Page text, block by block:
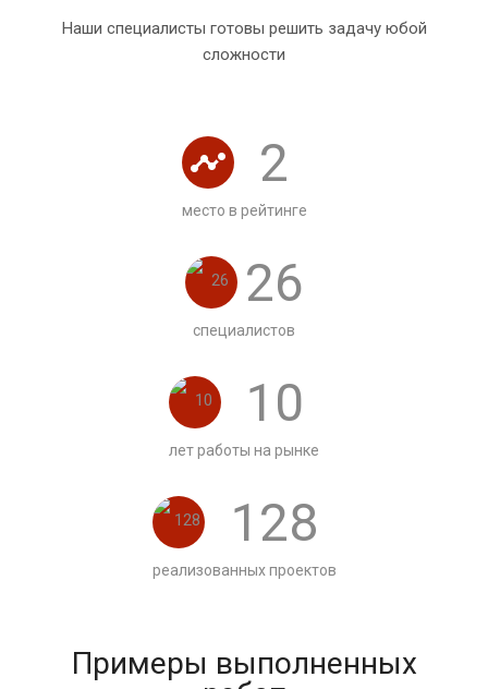
Наши специалисты готовы решить задачу юбой
сложности
2
место в рейтинге
26
специалистов
10
лет работы на рынке
128
реализованных проектов
Примеры выполненных